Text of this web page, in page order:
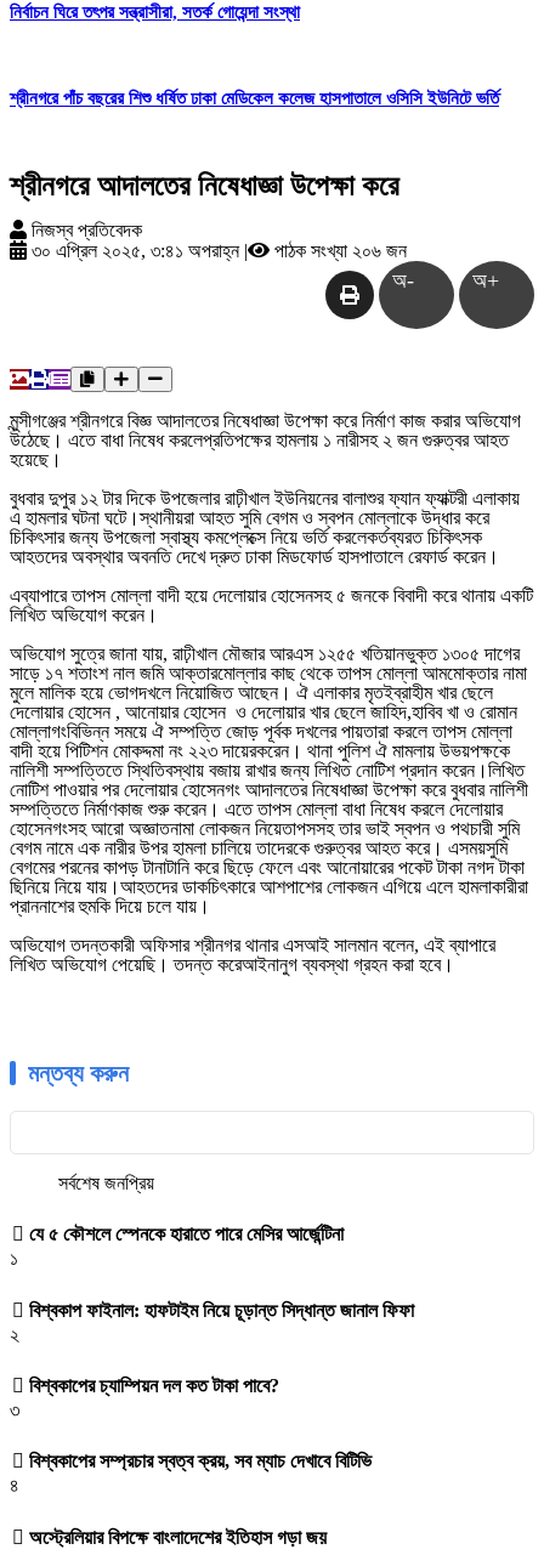
নির্বাচন ঘিরে তৎপর সন্ত্রাসীরা, সতর্ক গোয়েন্দা সংস্থা
শ্রীনগরে পাঁচ বছরের শিশু ধর্ষিত ঢাকা মেডিকেল কলেজ হাসপাতালে ওসিসি ইউনিটে ভর্তি
শ্রীনগরে আদালতের নিষেধাজ্ঞা উপেক্ষা করে
নিজস্ব প্রতিবেদক
৩০ এপ্রিল ২০২৫, ৩:৪১ অপরাহ্ন | পাঠক সংখ্যা ২০৬ জন
অ- অ+
মুন্সীগঞ্জের শ্রীনগরে বিজ্ঞ আদালতের নিষেধাজ্ঞা উপেক্ষা করে নির্মাণ কাজ করার অভিযোগ
উঠেছে। এতে বাধা নিষেধ করলেপ্রতিপক্ষের হামলায় ১ নারীসহ ২ জন গুরুত্বর আহত
হয়েছে।
বুধবার দুপুর ১২ টার দিকে উপজেলার রাঢ়ীখাল ইউনিয়নের বালাশুর ফ্যান ফ্যাক্টরী এলাকায়
এ হামলার ঘটনা ঘটে।স্থানীয়রা আহত সুমি বেগম ও স্বপন মোল্লাকে উদ্ধার করে
চিকিৎসার জন্য উপজেলা স্বাস্থ্য কমপ্লেক্সে নিয়ে ভর্তি করলেকর্তব্যরত চিকিৎসক
আহতদের অবস্থার অবনতি দেখে দ্রুত ঢাকা মিডফোর্ড হাসপাতালে রেফার্ড করেন।
এব্যাপারে তাপস মোল্লা বাদী হয়ে দেলোয়ার হোসেনসহ ৫ জনকে বিবাদী করে থানায় একটি
লিখিত অভিযোগ করেন।
অভিযোগ সুত্রে জানা যায়, রাঢ়ীখাল মৌজার আরএস ১২৫৫ খতিয়ানভুক্ত ১৩০৫ দাগের
সাড়ে ১৭ শতাংশ নাল জমি আক্তারমোল্লার কাছ থেকে তাপস মোল্লা আমমোক্তার নামা
মুলে মালিক হয়ে ভোগদখলে নিয়োজিত আছেন। ঐ এলাকার মৃতইব্রাহীম খার ছেলে
দেলোয়ার হোসেন, আনোয়ার হোসেন ও দেলোয়ার খার ছেলে জাহিদ,হাবিব খা ও রোমান
মোল্লাগংবিভিন্ন সময়ে ঐ সম্পত্তি জোড় পূর্বক দখলের পায়তারা করলে তাপস মোল্লা
বাদী হয়ে পিটিশন মোকদ্দমা নং ২২৩ দায়েরকরেন। থানা পুলিশ ঐ মামলায় উভয়পক্ষকে
নালিশী সম্পত্তিতে স্থিতিবস্থায় বজায় রাখার জন্য লিখিত নোটিশ প্রদান করেন। লিখিত
নোটিশ পাওয়ার পর দেলোয়ার হোসেনগং আদালতের নিষেধাজ্ঞা উপেক্ষা করে বুধবার নালিশী
সম্পত্তিতে নির্মাণকাজ শুরু করেন। এতে তাপস মোল্লা বাধা নিষেধ করলে দেলোয়ার
হোসেনগংসহ আরো অজ্ঞাতনামা লোকজন নিয়েতাপসসহ তার ভাই স্বপন ও পথচারী সুমি
বেগম নামে এক নারীর উপর হামলা চালিয়ে তাদেরকে গুরুত্বর আহত করে। এসময়সুমি
বেগমের পরনের কাপড় টানাটানি করে ছিড়ে ফেলে এবং আনোয়ারের পকেট টাকা নগদ টাকা
ছিনিয়ে নিয়ে যায়। আহতদের ডাকচিৎকারে আশপাশের লোকজন এগিয়ে এলে হামলাকারীরা
প্রাননাশের হুমকি দিয়ে চলে যায়।
অভিযোগ তদন্তকারী অফিসার শ্রীনগর থানার এসআই সালমান বলেন, এই ব্যাপারে
লিখিত অভিযোগ পেয়েছি। তদন্ত করেআইনানুগ ব্যবস্থা গ্রহন করা হবে।
মন্তব্য করুন
সর্বশেষ জনপ্রিয়
যে ৫ কৌশলে স্পেনকে হারাতে পারে মেসির আর্জেন্টিনা
১
বিশ্বকাপ ফাইনাল: হাফটাইম নিয়ে চূড়ান্ত সিদ্ধান্ত জানাল ফিফা
২
বিশ্বকাপের চ্যাম্পিয়ন দল কত টাকা পাবে?
৩
বিশ্বকাপের সম্প্রচার স্বত্ব ক্রয়, সব ম্যাচ দেখাবে বিটিভি
৪
অস্ট্রেলিয়ার বিপক্ষে বাংলাদেশের ইতিহাস গড়া জয়